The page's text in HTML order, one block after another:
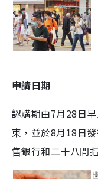
申請日期
認購期由7月28日
束，並於8月18日
售銀行和二十八間